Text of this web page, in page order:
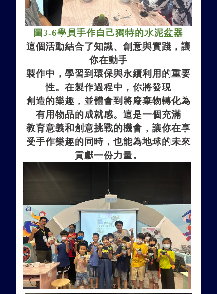
圖3-6學員手作自己獨特的水泥盆器
這個活動結合了知識、創意與實踐，讓
你在動手
製作中，學習到環保與永續利用的重要
性。在製作過程中，你將發現
創造的樂趣，並體會到將廢棄物轉化為
有用物品的成就感。這是一個 充滿
教育意義和創意挑戰的機會，讓你在享
受手作樂趣的同時，也能為地球的未來
貢獻一份力量。